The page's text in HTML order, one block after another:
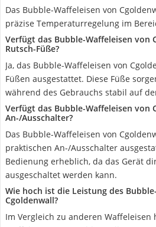
Das Bubble-Waffeleisen von
präzise Temperaturregelung im
Verfügt das Bubble-Waffeleisen von
Rutsch-Füße?
Ja, das Bubble-Waffeleisen von
Füßen ausgestattet. Diese Füße
während des Gebrauchs stabil auf
Verfügt das Bubble-Waffeleisen von
An-/Ausschalter?
Das Bubble-Waffeleisen von
praktischen An-/Ausschalter
Bedienung erheblich, da das Gerät
ausgeschaltet werden kann.
Wie hoch ist die Leistung des
Cgoldenwall?
Im Vergleich zu anderen Waffeleisen